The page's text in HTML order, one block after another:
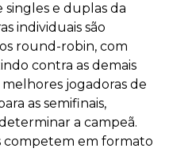
singles e duplas da
individuais são
round-robin, com
contra as demais
jogadoras de
as semifinais,
a campeã.
competem em formato